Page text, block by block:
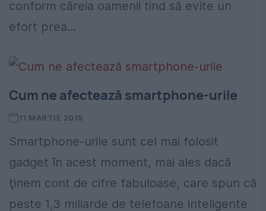
conform căreia oamenii tind să evite un
efort prea...
Cum ne afectează smartphone-urile
11 MARTIE 2015
Smartphone-urile sunt cel mai folosit
gadget în acest moment, mai ales dacă
ţinem cont de cifre fabuloase, care spun că
peste 1,3 miliarde de telefoane inteligente